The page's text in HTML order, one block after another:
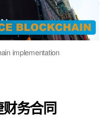
implementation
务合同